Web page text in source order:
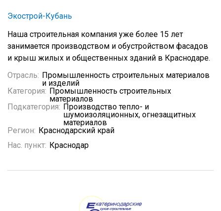
Экострой-Кубань
Наша строительная компания уже более 15 лет
занимается производством и обустройством фасадов
и крыш жилых и общественных зданий в Краснодаре.
Отрасль: Промышленность строительных материалов
и изделий
Категория: Промышленность строительных
материалов
Подкатегория: Производство тепло- и
шумоизоляционных, огнезащитных
материалов
Регион: Краснодарский край
Нас. пункт: Краснодар